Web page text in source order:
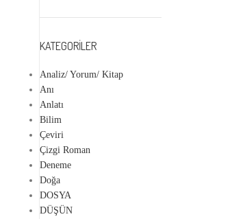
KATEGORILER
Analiz/ Yorum/ Kitap
Anı
Anlatı
Bilim
Çeviri
Çizgi Roman
Deneme
Doğa
DOSYA
DÜŞÜN